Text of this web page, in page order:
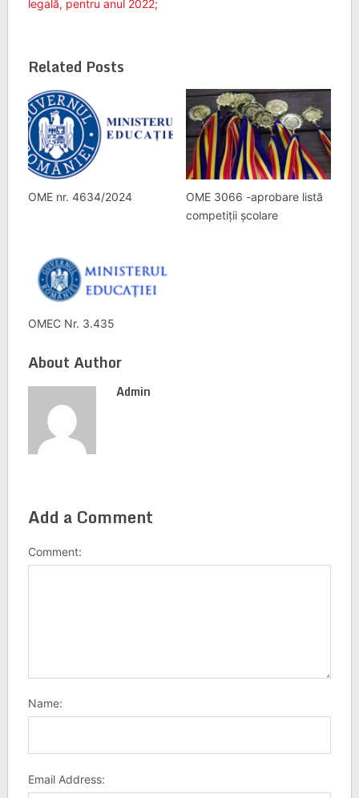
legală, pentru anul 2022;
Related Posts
OME nr. 4634/2024
OME 3066 -aprobare listă
competiții școlare
OMEC Nr. 3.435
About Author
Admin
Add a Comment
Comment:
Name:
Email Address: